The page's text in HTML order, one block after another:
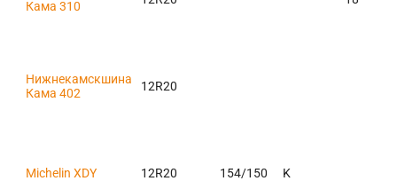
Кама 310
Нижнекамскшина
Кама 402
12R20
Michelin XDY 12R20 154/150 K